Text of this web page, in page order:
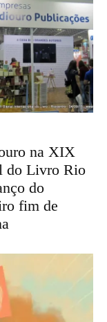
na XIX
do Livro Rio
do
fim de